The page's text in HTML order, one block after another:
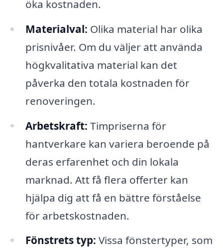
öka kostnaden.
Materialval: Olika material har olika
prisnivåer. Om du väljer att använda
högkvalitativa material kan det
påverka den totala kostnaden för
renoveringen.
Arbetskraft: Timpriserna för
hantverkare kan variera beroende på
deras erfarenhet och din lokala
marknad. Att få flera offerter kan
hjälpa dig att få en bättre förståelse
för arbetskostnaden.
Fönstrets typ: Vissa fönstertyper, som